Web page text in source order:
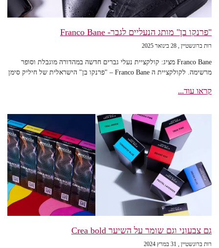
"פרנקו בן" מותג הנעליים לגבר- Franco Bane
רות ברונשטיין 28 בינואר 2025
Franco Bane מציג: קולקציית נעלי גברים חדשה במהדורה מוגבלת וסופר
מרשימה. לקולקציית ה Franco Bane – "פרנקו בן" הישראלית של חיליק סימן
קראו עוד...
גם צבעוני וגם שומר על השיער Crea bold
רות ברונשטיין 31 במרץ 2024